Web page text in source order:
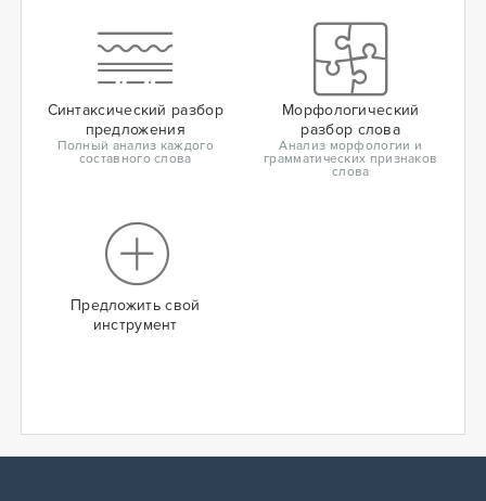
Синтаксический разбор
предложения
Полный анализ каждого
составного слова
Морфологический
разбор слова
Анализ морфологии и
грамматических признаков
слова
Предложить свой
инструмент